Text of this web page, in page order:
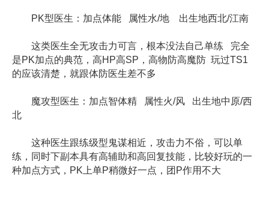
PK型医生：加点体能 属性水/地 出生地西北/江南
这类医生全无攻击力可言，根本没法自己单练 完全
是PK加点的典范，高HP高SP，高物防高魔防 玩过TS1
的应该清楚，就跟体防医生差不多
魔攻型医生：加点智体精 属性火/风 出生地中原/西
北
这种医生跟练级型鬼谋相近，攻击力不俗，可以单
练，同时下副本具有高辅助和高回复技能，比较好玩的一
种加点方式，PK上单P稍微好一点，团P作用不大